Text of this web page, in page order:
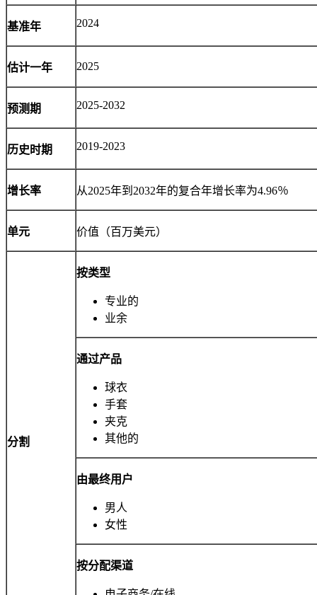
基准年 2024
估计一年 2025
预测期 2025-2032
历史时期 2019-2023
增长率 从2025年到2032年的复合年增长率为4.96％
单元 价值（百万美元）
分割
按类型
专业的
业余
通过产品
球衣
手套
夹克
其他的
由最终用户
男人
女性
按分配渠道